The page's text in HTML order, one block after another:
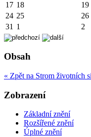
17 18 19
24 25 26
31 1 2
Obsah
« Zpět na Strom životních
Zobrazení
Základní znění
Rozšířené znění
Úplné znění